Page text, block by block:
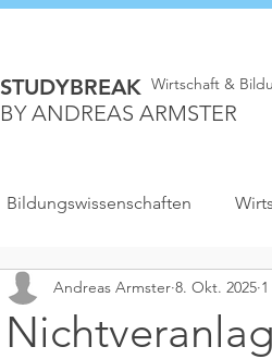
STUDYBREAK
BY ANDREAS ARMSTER
Wirtschaft &
Bildungswissenschaften
Andreas Armster 8. Okt. 2025